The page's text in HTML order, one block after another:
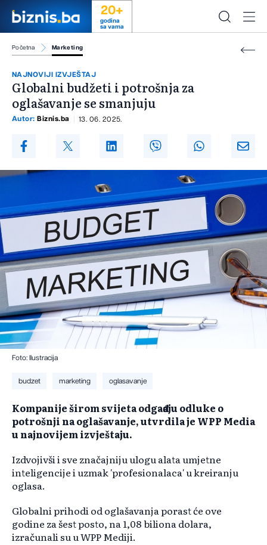
20+
godina
sa vama
Početna Marketing
NAJNOVIJI IZVJEŠTAJ
Globalni budžeti i potrošnja za
oglašavanje se smanjuju
Autor: Biznis.ba 13. 06. 2025.
Foto: Ilustracija
budzet marketing oglasavanje
Kompanije širom svijeta odgađaju odluke o
potrošnji na oglašavanje, utvrdila je WPP Media
u najnovijem izvještaju.
Izdvojivši i sve značajniju ulogu alata umjetne
inteligencije i uzmak ′profesionalaca′ u kreiranju
oglasa.
Globalni prihodi od oglašavanja porast će ove
godine za šest posto, na 1,08 biliona dolara,
izračunali su u WPP Mediji.